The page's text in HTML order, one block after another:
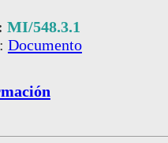
MI/548.3.1
Documento